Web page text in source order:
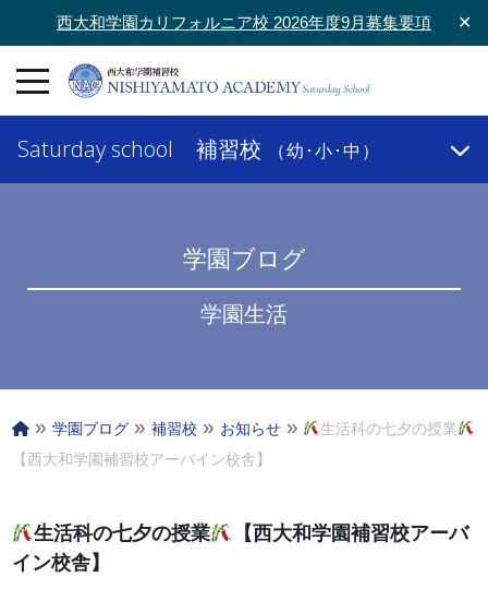
西大和学園カリフォルニア校 2026年度9月募集要項 ✕
Saturday school 補習校 （幼･小･中）
学園ブログ
学園生活
» 学園ブログ» 補習校 » お知らせ»
生活科の七夕の授業
【西大和学園補習校アーバイン校舎】
生活科の七夕の授業
【西大和学園補習校アーバ
イン校舎】